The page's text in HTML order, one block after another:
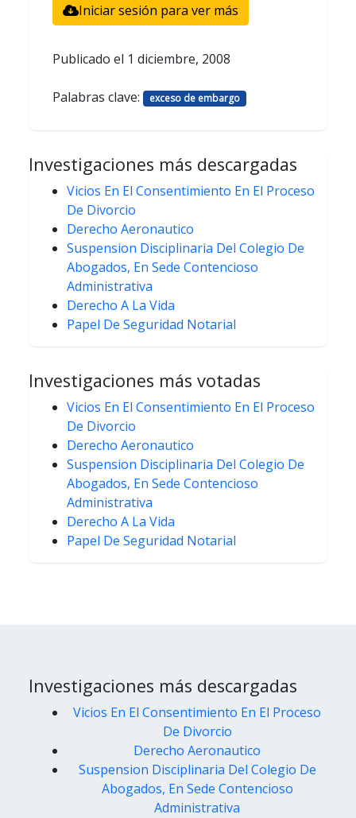
Iniciar sesión para ver más
Publicado el 1 diciembre, 2008
Palabras clave: exceso de embargo
Investigaciones más descargadas
Vicios En El Consentimiento En El Proceso
De Divorcio
Derecho Aeronautico
Suspension Disciplinaria Del Colegio De
Abogados, En Sede Contencioso
Administrativa
Derecho A La Vida
Papel De Seguridad Notarial
Investigaciones más votadas
Vicios En El Consentimiento En El Proceso
De Divorcio
Derecho Aeronautico
Suspension Disciplinaria Del Colegio De
Abogados, En Sede Contencioso
Administrativa
Derecho A La Vida
Papel De Seguridad Notarial
Investigaciones más descargadas
Vicios En El Consentimiento En El Proceso
De Divorcio
Derecho Aeronautico
Suspension Disciplinaria Del Colegio De
Abogados, En Sede Contencioso
Administrativa